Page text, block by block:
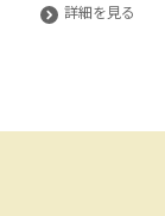
詳細を見る